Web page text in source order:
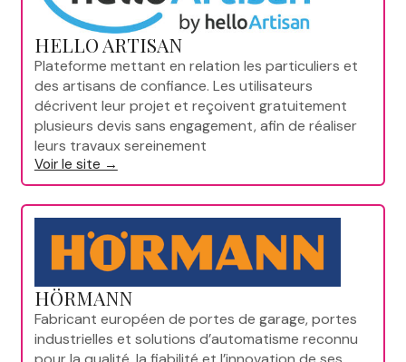
HELLO ARTISAN
Plateforme mettant en relation les particuliers et
des artisans de confiance. Les utilisateurs
décrivent leur projet et reçoivent gratuitement
plusieurs devis sans engagement, afin de réaliser
leurs travaux sereinement
Voir le site →
HÖRMANN
Fabricant européen de portes de garage, portes
industrielles et solutions d’automatisme reconnu